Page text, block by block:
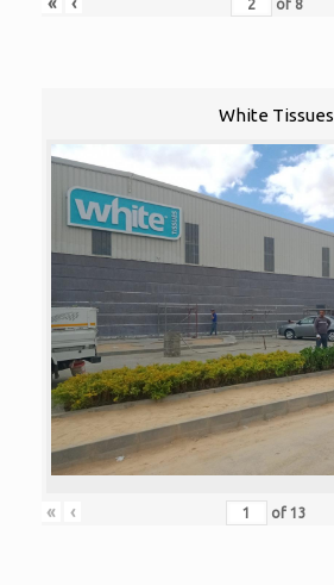
of 8
White Tissues
« ‹ of 13